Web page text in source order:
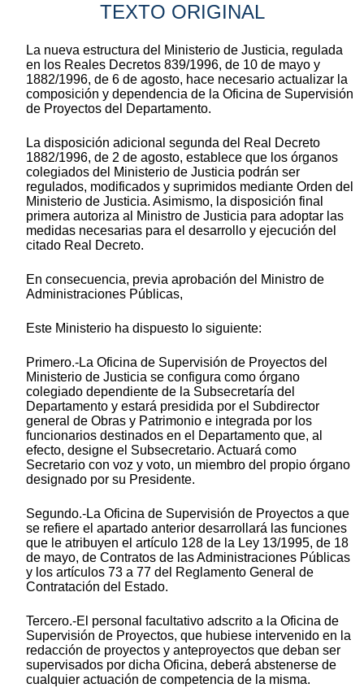
TEXTO ORIGINAL
La nueva estructura del Ministerio de Justicia, regulada
en los Reales Decretos 839/1996, de 10 de mayo y
1882/1996, de 6 de agosto, hace necesario actualizar la
composición y dependencia de la Oficina de Supervisión
de Proyectos del Departamento.
La disposición adicional segunda del Real Decreto
1882/1996, de 2 de agosto, establece que los órganos
colegiados del Ministerio de Justicia podrán ser
regulados, modificados y suprimidos mediante Orden del
Ministerio de Justicia. Asimismo, la disposición final
primera autoriza al Ministro de Justicia para adoptar las
medidas necesarias para el desarrollo y ejecución del
citado Real Decreto.
En consecuencia, previa aprobación del Ministro de
Administraciones Públicas,
Este Ministerio ha dispuesto lo siguiente:
Primero.-La Oficina de Supervisión de Proyectos del
Ministerio de Justicia se configura como órgano
colegiado dependiente de la Subsecretaría del
Departamento y estará presidida por el Subdirector
general de Obras y Patrimonio e integrada por los
funcionarios destinados en el Departamento que, al
efecto, designe el Subsecretario. Actuará como
Secretario con voz y voto, un miembro del propio órgano
designado por su Presidente.
Segundo.-La Oficina de Supervisión de Proyectos a que
se refiere el apartado anterior desarrollará las funciones
que le atribuyen el artículo 128 de la Ley 13/1995, de 18
de mayo, de Contratos de las Administraciones Públicas
y los artículos 73 a 77 del Reglamento General de
Contratación del Estado.
Tercero.-El personal facultativo adscrito a la Oficina de
Supervisión de Proyectos, que hubiese intervenido en la
redacción de proyectos y anteproyectos que deban ser
supervisados por dicha Oficina, deberá abstenerse de
cualquier actuación de competencia de la misma.